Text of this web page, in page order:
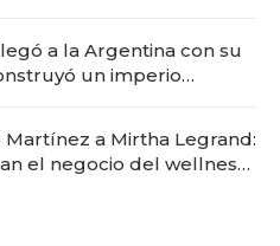
a la Argentina con su
un imperio
Martínez a Mirtha Legrand:
el negocio del wellness